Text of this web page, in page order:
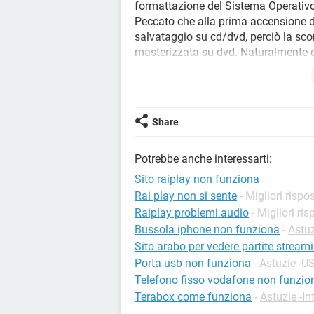
formattazione del Sistema
Peccato che alla prima accensione
salvataggio su cd/dvd, perciò la
masterizzata su dvd. Naturalmente
per me questo è il miglior sito che
fare.
Sono andato in:
pannello di controllo-->Hardware e
prova sentendo perfettamente il
Informazioni:
Il nome o produttore della scheda
Il controller audio, video e giochi si
funziona perfettamente ma da
Secondo voi si risolve qualcosa se
e giochi che ho ora e lo reinstallo
C'ho messo l'anima per scrivere
Share
Potrebbe anche interessarti:
Sito raiplay non funziona
Rai play non si sente - Migliori
Raiplay problemi audio - Migliori
Bussola iphone non funziona -
Sito arabo per vedere partite
Porta usb non funziona - Astuzie -
Telefono fisso vodafone non
Terabox come funziona - Astuzie -